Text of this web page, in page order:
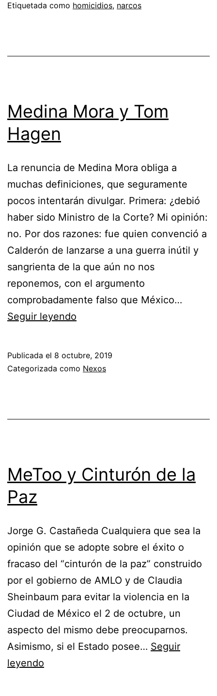
Etiquetada como homicidios, narcos
Medina Mora y Tom
Hagen
La renuncia de Medina Mora obliga a
muchas definiciones, que seguramente
pocos intentarán divulgar. Primera: ¿debió
haber sido Ministro de la Corte? Mi opinión:
no. Por dos razones: fue quien convenció a
Calderón de lanzarse a una guerra inútil y
sangrienta de la que aún no nos
reponemos, con el argumento
comprobadamente falso que México…
Seguir leyendo
Tom
Publicada el 8 octubre, 2019
Categorizada como Nexos
MeToo y Cinturón de la
Paz
Jorge G. Castañeda Cualquiera que sea la
opinión que se adopte sobre el éxito o
fracaso del “cinturón de la paz” construido
por el gobierno de AMLO y de Claudia
Sheinbaum para evitar la violencia en la
Ciudad de México el 2 de octubre, un
aspecto del mismo debe preocuparnos.
Asimismo, si el Estado posee… Seguir
leyendo